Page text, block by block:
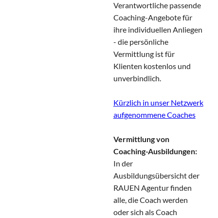
Verantwortliche passende
Coaching-Angebote für
ihre individuellen Anliegen
- die persönliche
Vermittlung ist für
Klienten kostenlos und
unverbindlich.
Kürzlich in unser Netzwerk
aufgenommene Coaches
Vermittlung von
Coaching-Ausbildungen:
In der
Ausbildungsübersicht der
RAUEN Agentur finden
alle, die Coach werden
oder sich als Coach